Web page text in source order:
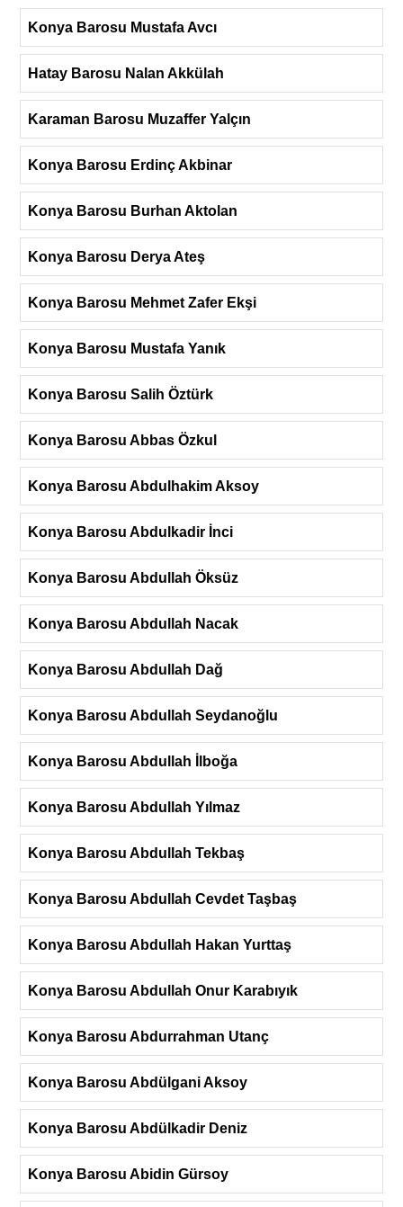
Konya Barosu Mustafa Avcı
Hatay Barosu Nalan Akkülah
Karaman Barosu Muzaffer Yalçın
Konya Barosu Erdinç Akbinar
Konya Barosu Burhan Aktolan
Konya Barosu Derya Ateş
Konya Barosu Mehmet Zafer Ekşi
Konya Barosu Mustafa Yanık
Konya Barosu Salih Öztürk
Konya Barosu Abbas Özkul
Konya Barosu Abdulhakim Aksoy
Konya Barosu Abdulkadir İnci
Konya Barosu Abdullah Öksüz
Konya Barosu Abdullah Nacak
Konya Barosu Abdullah Dağ
Konya Barosu Abdullah Seydanoğlu
Konya Barosu Abdullah İlboğa
Konya Barosu Abdullah Yılmaz
Konya Barosu Abdullah Tekbaş
Konya Barosu Abdullah Cevdet Taşbaş
Konya Barosu Abdullah Hakan Yurttaş
Konya Barosu Abdullah Onur Karabıyık
Konya Barosu Abdurrahman Utanç
Konya Barosu Abdülgani Aksoy
Konya Barosu Abdülkadir Deniz
Konya Barosu Abidin Gürsoy